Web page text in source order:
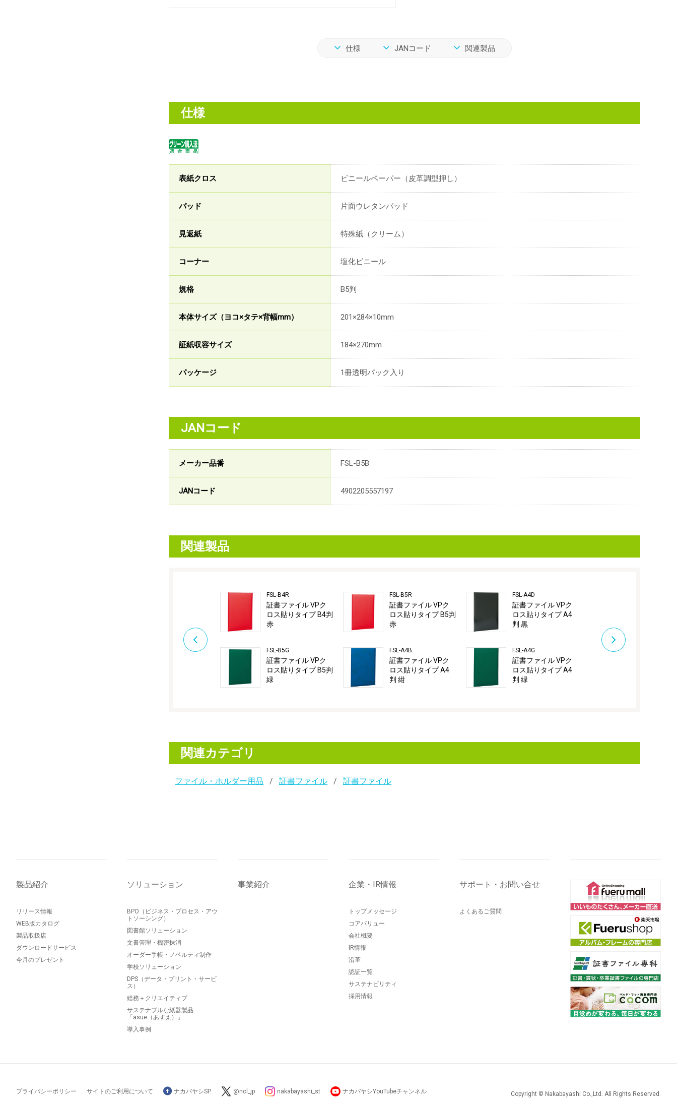
仕様 JANコード 関連製品
仕様
表紙クロス ビニールペーパー（皮革調型押し）
パッド 片面ウレタンパッド
見返紙 特殊紙（クリーム）
コーナー 塩化ビニール
規格 B5判
本体サイズ（ヨコ×タテ×背幅mm） 201×284×10mm
証紙収容サイズ 184×270mm
パッケージ 1冊透明パック入り
JANコード
メーカー品番 FSL-B5B
JANコード 4902205557197
関連製品
FSL-B4R
証書ファイル VPク
ロス貼りタイプ B4判
赤
FSL-B5G
証書ファイル VPク
ロス貼りタイプ B5判
緑
FSL-B5R
証書ファイル VPク
ロス貼りタイプ B5判
赤
FSL-A4B
証書ファイル VPク
ロス貼りタイプ A4
判 紺
FSL-A4D
証書ファイル VPク
ロス貼りタイプ A4
判 黒
FSL-A4G
証書ファイル VPク
ロス貼りタイプ A4
判 緑
関連カテゴリ
ファイル・ホルダー用品 証書ファイル 証書ファイル
製品紹介
リリース情報
WEB版カタログ
製品取扱店
ダウンロードサービス
今月のプレゼント
ソリューション
BPO（ビジネス・プロセス・アウ
トソーシング）
図書館ソリューション
文書管理・機密抹消
オーダー手帳・ノベルティ制作
学校ソリューション
DPS（データ・プリント・サービ
ス）
総務＋クリエイティブ
サステナブルな紙器製品
「asue（あすえ）」
導入事例
事業紹介 企業・IR情報
トップメッセージ
コアバリュー
会社概要
IR情報
沿革
認証一覧
サステナビリティ
採用情報
サポート・お問い合せ
よくあるご質問
プライバシーポリシー サイトのご利用について ナカバヤシSP @ncl_jp nakabayashi_st ナカバヤシYouTubeチャンネル Copyright © Nakabayashi Co.,Ltd. All Rights Reserved.